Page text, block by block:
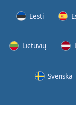
Eesti
Lietuvių
Svenska